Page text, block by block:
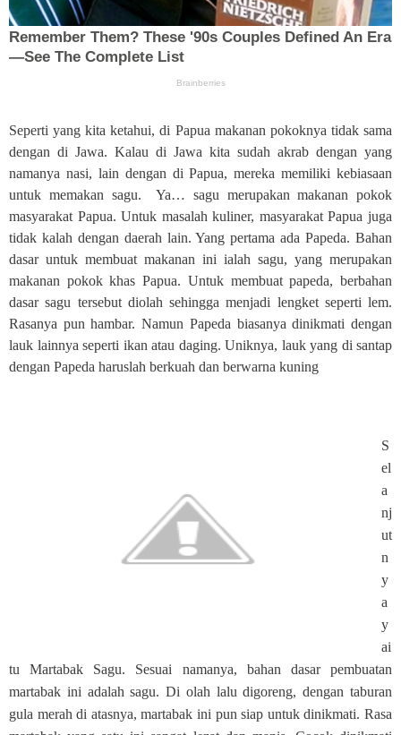
Seperti yang kita ketahui, di Papua makanan pokoknya tidak sama
dengan di Jawa. Kalau di Jawa kita sudah akrab dengan yang
namanya nasi, lain dengan di Papua, mereka memiliki kebiasaan
untuk memakan sagu. Ya… sagu merupakan makanan pokok
masyarakat Papua. Untuk masalah kuliner, masyarakat Papua juga
tidak kalah dengan daerah lain. Yang pertama ada Papeda. Bahan
dasar untuk membuat makanan ini ialah sagu, yang merupakan
makanan pokok khas Papua. Untuk membuat papeda, berbahan
dasar sagu tersebut diolah sehingga menjadi lengket seperti lem.
Rasanya pun hambar. Namun Papeda biasanya dinikmati dengan
lauk lainnya seperti ikan atau daging. Uniknya, lauk yang di santap
dengan Papeda haruslah berkuah dan berwarna kuning
S
el
a
nj
ut
n
y
a
y
ai
tu Martabak Sagu. Sesuai namanya, bahan dasar pembuatan
martabak ini adalah sagu. Di olah lalu digoreng, dengan taburan
gula merah di atasnya, martabak ini pun siap untuk dinikmati. Rasa